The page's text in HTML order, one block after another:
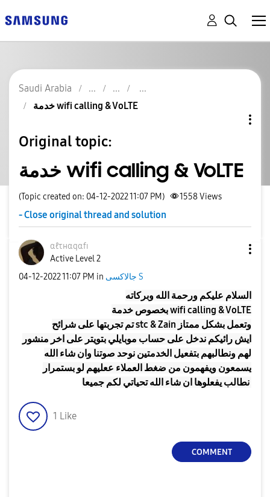
Saudi Arabia
خدمة wifi calling & VoLTE
Original topic:
خدمة wifi calling & VoLTE
(Topic created on: 04-12-2022 11:07 PM) 1558Views
- Close original thread and solution
αℓτнαqαfɪ
Active Level 2
‎04-12-202211:07 PM in جالاكسى S
السلام عليكم ورحمة الله وبركاته
بخصوص خدمة wifi calling & VoLTE
تم تجربتها على شرائح stc & Zain وتعمل بشكل ممتاز
ايش رائيكم ندخل على حساب موبايلي بتويتر على اخر منشور
لهم ونطالبهم بتفعيل الخدمتين نوحد صوتنا وان شاء الله
يسمعون ويفهمون من ضغط العملاء ععليهم لو بستمرار
1 Like
COMMENT